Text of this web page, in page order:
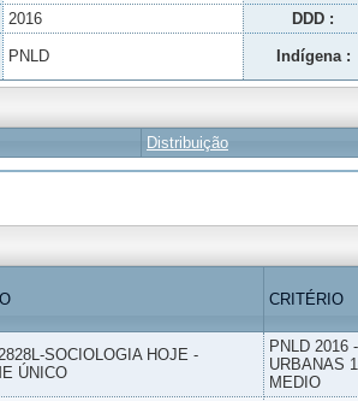
2016 DDD :
PNLD Indígena :
Distribuição
CRITÉRIO
SOCIOLOGIA HOJE -
ÚNICO
PNLD 2016
URBANAS
MEDIO